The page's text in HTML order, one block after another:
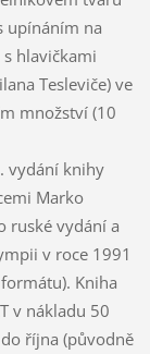
upínáním na
hlavičkami
Tesleviče) ve
množství (10
vydání knihy
Marko
ruské vydání a
v roce 1991
Kniha
v nákladu 50
října (původně